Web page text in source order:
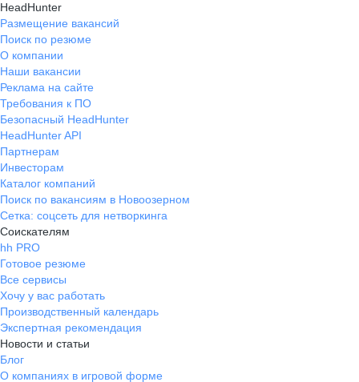
HeadHunter
Размещение вакансий
Поиск по резюме
О компании
Наши вакансии
Реклама на сайте
Требования к ПО
Безопасный HeadHunter
HeadHunter API
Партнерам
Инвесторам
Каталог компаний
Поиск по вакансиям в Новоозерном
Сетка: соцсеть для нетворкинга
Соискателям
hh PRO
Готовое резюме
Все сервисы
Хочу у вас работать
Производственный календарь
Экспертная рекомендация
Новости и статьи
Блог
О компаниях в игровой форме